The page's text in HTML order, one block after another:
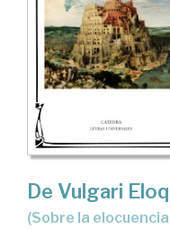
De Vulgari
(sobre la